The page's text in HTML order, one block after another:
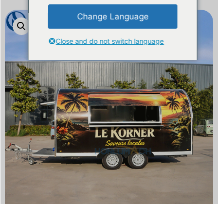
Change Language
Close and do not switch language